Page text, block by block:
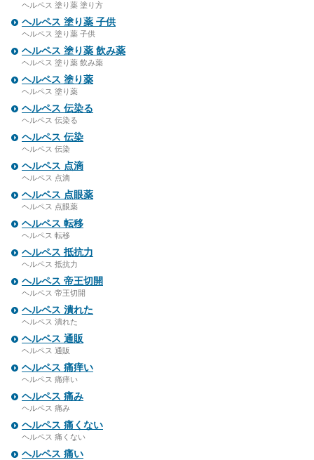
ヘルペス 塗り薬 塗り方
ヘルペス 塗り薬 子供
ヘルペス 塗り薬 子供
ヘルペス 塗り薬 飲み薬
ヘルペス 塗り薬 飲み薬
ヘルペス 塗り薬
ヘルペス 塗り薬
ヘルペス 伝染る
ヘルペス 伝染る
ヘルペス 伝染
ヘルペス 伝染
ヘルペス 点滴
ヘルペス 点滴
ヘルペス 点眼薬
ヘルペス 点眼薬
ヘルペス 転移
ヘルペス 転移
ヘルペス 抵抗力
ヘルペス 抵抗力
ヘルペス 帝王切開
ヘルペス 帝王切開
ヘルペス 潰れた
ヘルペス 潰れた
ヘルペス 通販
ヘルペス 通販
ヘルペス 痛痒い
ヘルペス 痛痒い
ヘルペス 痛み
ヘルペス 痛み
ヘルペス 痛くない
ヘルペス 痛くない
ヘルペス 痛い